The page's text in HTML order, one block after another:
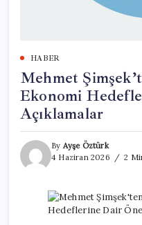
HABER
Mehmet
Ekonomi
Açıklamalar
By Ayşe Öztürk
4 Haziran 2026
2